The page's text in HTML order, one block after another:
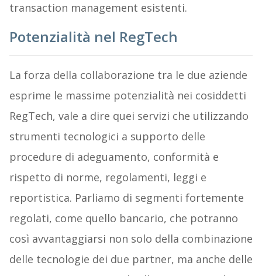
transaction management esistenti.
Potenzialità nel RegTech
La forza della collaborazione tra le due aziende
esprime le massime potenzialità nei cosiddetti
RegTech, vale a dire quei servizi che utilizzando
strumenti tecnologici a supporto delle
procedure di adeguamento, conformità e
rispetto di norme, regolamenti, leggi e
reportistica. Parliamo di segmenti fortemente
regolati, come quello bancario, che potranno
così avvantaggiarsi non solo della combinazione
delle tecnologie dei due partner, ma anche delle